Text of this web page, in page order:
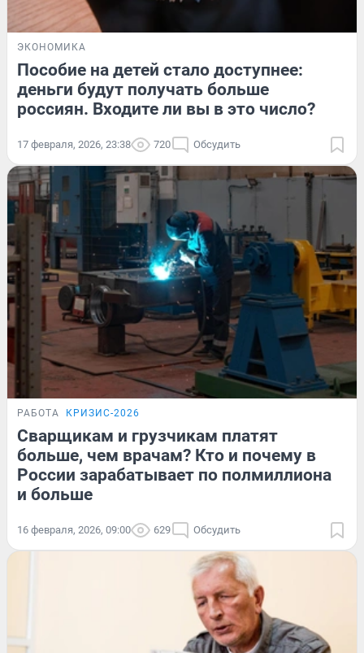
ЭКОНОМИКА
Пособие на детей стало доступнее:
деньги будут получать больше
россиян. Входите ли вы в это число?
17 февраля, 2026, 23:38 720 Обсудить
РАБОТА КРИЗИС-2026
Сварщикам и грузчикам платят
больше, чем врачам? Кто и почему в
России зарабатывает по полмиллиона
и больше
16 февраля, 2026, 09:00 629 Обсудить